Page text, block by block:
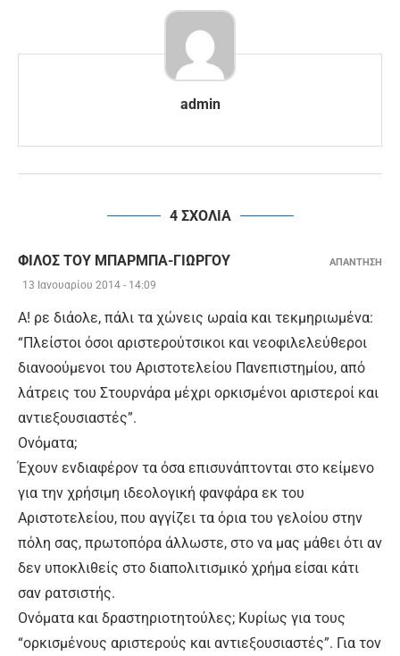
admin
4 ΣΧΟΛΙΑ
ΦΊΛΟΣ ΤΟΥ ΜΠΑΡΜΠΑ-ΓΙΏΡΓΟΥ
13 Ιανουαρίου 2014 - 14:09
Α! ρε διάολε, πάλι τα χώνεις ωραία και τεκμηριωμένα:
“Πλείστοι όσοι αριστερούτσικοι και νεοφιλελεύθεροι
διανοούμενοι του Αριστοτελείου Πανεπιστημίου, από
λάτρεις του Στουρνάρα μέχρι ορκισμένοι αριστεροί και
αντιεξουσιαστές”.
Ονόματα;
Έχουν ενδιαφέρον τα όσα επισυνάπτονται στο κείμενο
για την χρήσιμη ιδεολογική φανφάρα εκ του
Αριστοτελείου, που αγγίζει τα όρια του γελοίου στην
πόλη σας, πρωτοπόρα άλλωστε, στο να μας μάθει ότι αν
δεν υποκλιθείς στο διαπολιτισμικό χρήμα είσαι κάτι
σαν ρατσιστής.
Ονόματα και δραστηριοτητούλες; Κυρίως για τους
“ορκισμένους αριστερούς και αντιεξουσιαστές”. Για τον
ΑΠΑΝΤΗΣΗ